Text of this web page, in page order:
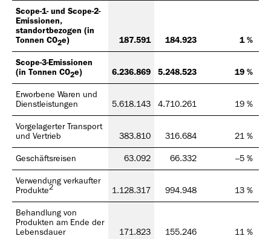
Scope-1- und Scope-2-
Emissionen,
standortbezogen (in
Tonnen CO2e) 187.591 184.923 1 %
Scope-3-Emissionen
(in Tonnen CO2e) 6.236.869 5.248.523 19 %
Erworbene Waren und
Dienstleistungen
5.618.143 4.710.261 19 %
Vorgelagerter Transport
und Vertrieb
383.810 316.684 21 %
Geschäftsreisen 63.092 66.332 –5 %
Verwendung verkaufter
Produkte2 1.128.317 994.948 13 %
Behandlung von
Produkten am Ende der
Lebensdauer
171.823 155.246 11 %